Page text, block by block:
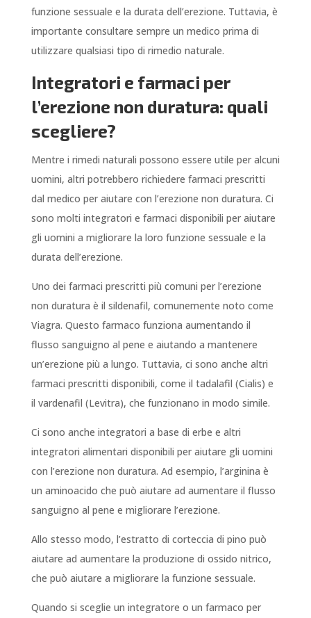
funzione sessuale e la durata dell’erezione. Tuttavia, è
importante consultare sempre un medico prima di
utilizzare qualsiasi tipo di rimedio naturale.
Integratori e farmaci per
l’erezione non duratura: quali
scegliere?
Mentre i rimedi naturali possono essere utile per alcuni
uomini, altri potrebbero richiedere farmaci prescritti
dal medico per aiutare con l’erezione non duratura. Ci
sono molti integratori e farmaci disponibili per aiutare
gli uomini a migliorare la loro funzione sessuale e la
durata dell’erezione.
Uno dei farmaci prescritti più comuni per l’erezione
non duratura è il sildenafil, comunemente noto come
Viagra. Questo farmaco funziona aumentando il
flusso sanguigno al pene e aiutando a mantenere
un’erezione più a lungo. Tuttavia, ci sono anche altri
farmaci prescritti disponibili, come il tadalafil (Cialis) e
il vardenafil (Levitra), che funzionano in modo simile.
Ci sono anche integratori a base di erbe e altri
integratori alimentari disponibili per aiutare gli uomini
con l’erezione non duratura. Ad esempio, l’arginina è
un aminoacido che può aiutare ad aumentare il flusso
sanguigno al pene e migliorare l’erezione.
Allo stesso modo, l’estratto di corteccia di pino può
aiutare ad aumentare la produzione di ossido nitrico,
che può aiutare a migliorare la funzione sessuale.
Quando si sceglie un integratore o un farmaco per